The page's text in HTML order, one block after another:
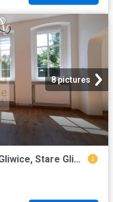
8 pictures
Komercyjne lokal na wynajem, Gliwice, Stare Gliwice, Wiejska